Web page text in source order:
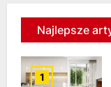
Najlepsze
1